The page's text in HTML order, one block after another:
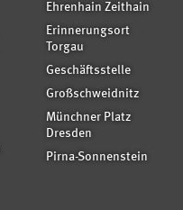
Ehrenhain Zeithain
Erinnerungsort
Torgau
Geschäftsstelle
Großschweidnitz
Münchner Platz
Dresden
Pirna-Sonnenstein